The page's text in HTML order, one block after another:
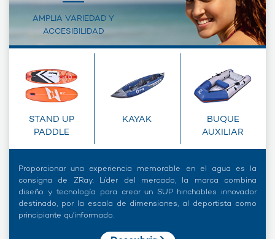
AMPLIA VARIEDAD Y
ACCESIBILIDAD
STAND UP
PADDLE
KAYAK
BUQUE
AUXILIAR
Proporcionar una experiencia memorable en el agua es la
consigna de ZRay. Líder del mercado, la marca combina
diseño y tecnología para crear un SUP hinchables innovador
destinado, por la escala de dimensiones, al deportista como
principiante qu'informado.